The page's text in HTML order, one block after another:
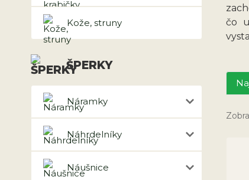
Kože, struny
ŠPERKY
Náramky
Náhrdelníky
Náušnice
čo